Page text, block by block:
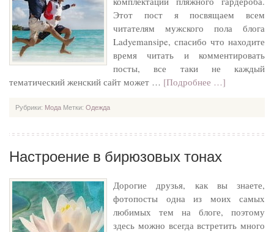
Этот пост я посвящаем всем
читателям мужского пола блога
Ladyemansipe, спасибо что находите
время читать и комментировать
посты, все таки не каждый
тематический женский сайт может … [Подробнее …]
Рубрики: Мода Метки: Одежда
Настроение в бирюзовых тонах
Дорогие друзья, как вы знаете,
фотопосты одна из моих самых
любимых тем на блоге, поэтому
здесь можно всегда встретить много